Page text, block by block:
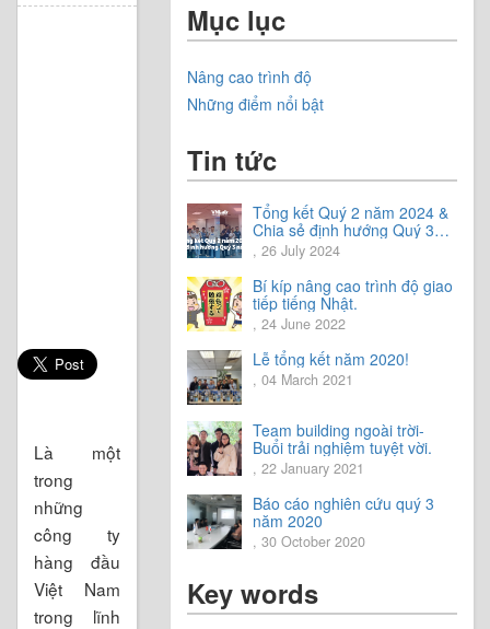
Là một
trong
những
công ty
hàng đầu
Việt Nam
trong lĩnh
Mục lục
Nâng cao trình độ
Những điểm nổi bật
Tin tức
Tổng kết Quý 2 năm 2024 &
Chia sẻ định hướng Quý 3
năm 2024
, 26 July 2024
Bí kíp nâng cao trình độ giao
tiếp tiếng Nhật.
, 24 June 2022
Lễ tổng kết năm 2020!
, 04 March 2021
Team building ngoài trời-
Buổi trải nghiệm tuyệt vời.
, 22 January 2021
Báo cáo nghiên cứu quý 3
năm 2020
, 30 October 2020
Key words